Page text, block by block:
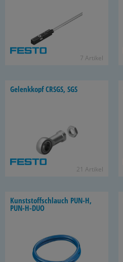
7 Ar­ti­kel
Ge­lenk­kopf CRSGS, SGS
21 Ar­ti­kel
Kunst­stoff­schlauch PUN-H,
PUN-​H-DUO